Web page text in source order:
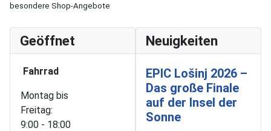
besondere Shop-Angebote
Geöffnet
Fahrrad
Montag bis
Freitag:
9:00 - 18:00
Neuigkeiten
EPIC Lošinj 2026 –
Das große Finale
auf der Insel der
Sonne